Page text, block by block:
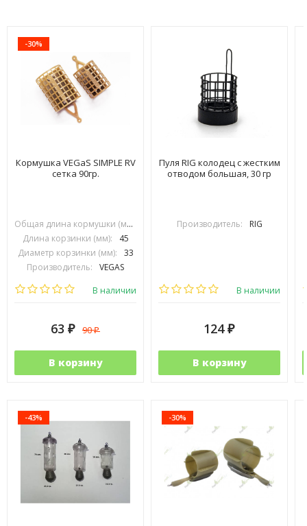
-30%
Кормушка VEGaS SIMPLE RV
сетка 90гр.
Общая длина кормушки (мм):
Длина корзинки (мм):
45
Диаметр корзинки (мм):
33
Производитель:
VEGAS
В наличии
63 ₽ 90₽
В корзину
Пуля RIG колодец с жестким
отводом большая, 30 гр
Производитель: RIG
В наличии
124 ₽
В корзину
-43% -30%